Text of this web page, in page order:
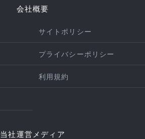
会社概要
サイトポリシー
プライバシーポリシー
利用規約
当社運営メディア